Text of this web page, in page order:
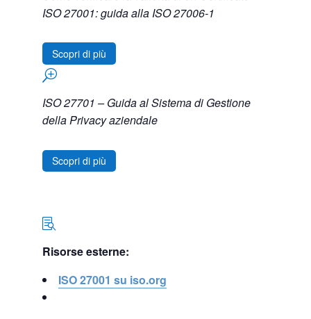
ISO 27001: guida alla ISO 27006-1
Scopri di più
T
ISO 27701 – Guida al Sistema di Gestione
della Privacy aziendale
Scopri di più

Risorse esterne:
ISO 27001 su iso.org